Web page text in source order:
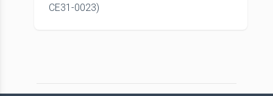
CE31-0023)